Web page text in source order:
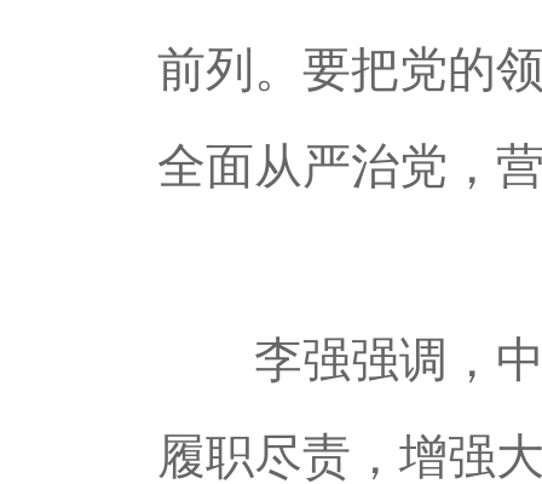
前列。要把党的
全面从严治党，
李强强调，中
履职尽责，增强